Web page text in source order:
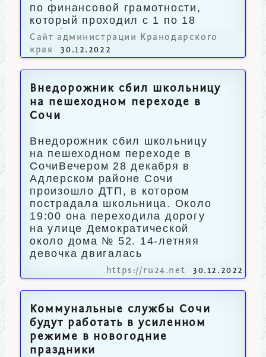
по финансовой грамотности,
который проходил с 1 по 18
декабря.
Сайт администрации Кранодарского
края
30.12.2022
Внедорожник сбил школьницу
на пешеходном переходе в
Сочи
Внедорожник сбил школьницу
на пешеходном переходе в
СочиВечером 28 декабря в
Адлерском районе Сочи
произошло ДТП, в котором
пострадала школьница. Около
19:00 она переходила дорогу
на улице Демократической
около дома № 52. 14-летняя
девочка двигалась
https://ru24.net 30.12.2022
Коммунальные службы Сочи
будут работать в усиленном
режиме в новогодние
праздники